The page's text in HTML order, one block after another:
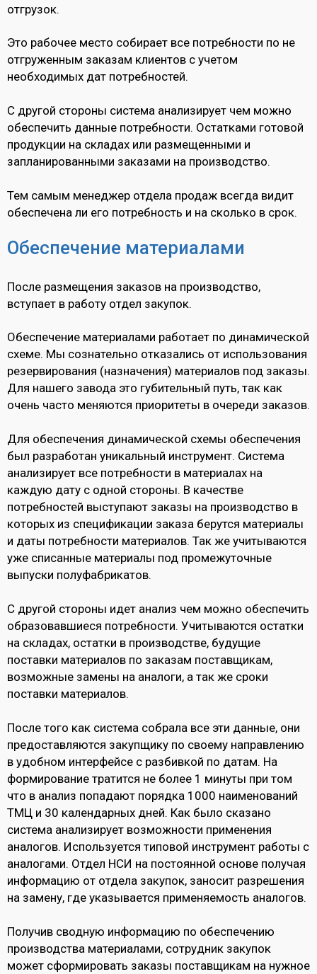
отгрузок.
Это рабочее место собирает все потребности по не
отгруженным заказам клиентов с учетом
необходимых дат потребностей.
С другой стороны система анализирует чем можно
обеспечить данные потребности. Остатками готовой
продукции на складах или размещенными и
запланированными заказами на производство.
Тем самым менеджер отдела продаж всегда видит
обеспечена ли его потребность и на сколько в срок.
Обеспечение материалами
После размещения заказов на производство,
вступает в работу отдел закупок.
Обеспечение материалами работает по динамической
схеме. Мы сознательно отказались от использования
резервирования (назначения) материалов под заказы.
Для нашего завода это губительный путь, так как
очень часто меняются приоритеты в очереди заказов.
Для обеспечения динамической схемы обеспечения
был разработан уникальный инструмент. Система
анализирует все потребности в материалах на
каждую дату с одной стороны. В качестве
потребностей выступают заказы на производство в
которых из спецификации заказа берутся материалы
и даты потребности материалов. Так же учитываются
уже списанные материалы под промежуточные
выпуски полуфабрикатов.
С другой стороны идет анализ чем можно обеспечить
образовавшиеся потребности. Учитываются остатки
на складах, остатки в производстве, будущие
поставки материалов по заказам поставщикам,
возможные замены на аналоги, а так же сроки
поставки материалов.
После того как система собрала все эти данные, они
предоставляются закупщику по своему направлению
в удобном интерфейсе с разбивкой по датам. На
формирование тратится не более 1 минуты при том
что в анализ попадают порядка 1000 наименований
ТМЦ и 30 календарных дней. Как было сказано
система анализирует возможности применения
аналогов. Используется типовой инструмент работы с
аналогами. Отдел НСИ на постоянной основе получая
информацию от отдела закупок, заносит разрешения
на замену, где указывается применяемость аналогов.
Получив сводную информацию по обеспечению
производства материалами, сотрудник закупок
может сформировать заказы поставщикам на нужное